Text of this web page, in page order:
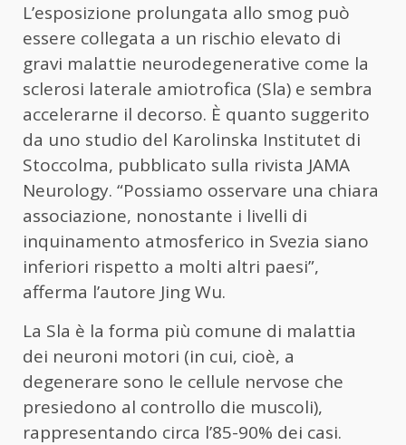
L’esposizione prolungata allo smog può
essere collegata a un rischio elevato di
gravi malattie neurodegenerative come la
sclerosi laterale amiotrofica (Sla) e sembra
accelerarne il decorso. È quanto suggerito
da uno studio del Karolinska Institutet di
Stoccolma, pubblicato sulla rivista JAMA
Neurology. “Possiamo osservare una chiara
associazione, nonostante i livelli di
inquinamento atmosferico in Svezia siano
inferiori rispetto a molti altri paesi”,
afferma l’autore Jing Wu.
La Sla è la forma più comune di malattia
dei neuroni motori (in cui, cioè, a
degenerare sono le cellule nervose che
presiedono al controllo die muscoli),
rappresentando circa l’85-90% dei casi.